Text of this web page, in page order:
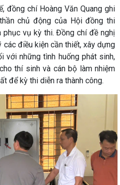
chí Hoàng Văn Quang ghi
chủ động của Hội đồng thi
vụ kỳ thi. Đồng chí đề nghị
điều kiện cần thiết, xây dựng
với những tình huống phát sinh,
thí sinh và cán bộ làm nhiệm
để kỳ thi diễn ra thành công.